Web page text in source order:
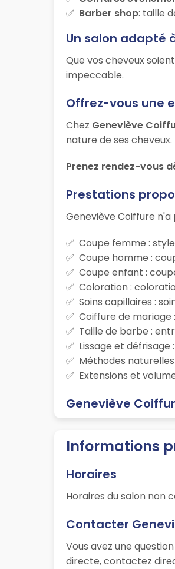
Barber shop: taille
Un salon adapté
Que vos cheveux soient
impeccable.
Offrez-vous une
Chez Geneviève
nature de ses cheveux.
Prenez rendez-vous
Prestations
Geneviève Coiffure n'a
Coupe femme :
Coupe homme :
Coupe enfant :
Coloration :
Soins capillaires :
Coiffure de mariage
Taille de barbe :
Lissage et
Méthodes
Extensions et
Geneviève
Informations
Horaires
Horaires du salon non
Contacter
Vous avez une
directe, contactez